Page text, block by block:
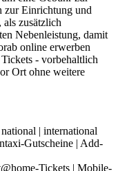
zur Einrichtung und
zusätzlich
Nebenleistung, damit
online erwerben
- vorbehaltlich
Ort ohne weitere
| international
Gutscheine | Add-
Tickets | Mobile-